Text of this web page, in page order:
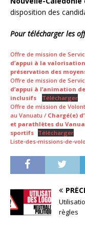
disposition des
Pour télécharger les
Offre de mission de
d’appui à la
préservation des
Offre de mission de
d’appui à l’animation
inclusifs
Télécharger
Offre de mission de
au Vanuatu / Chargé(e)
et parathlètes du
sportifs Télécharger
Liste-des-missions-de-
règles